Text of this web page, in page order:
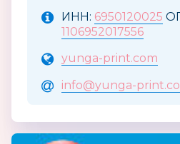
ИНН: 6950120025
1106952017556
yunga-print.com
info@yunga-